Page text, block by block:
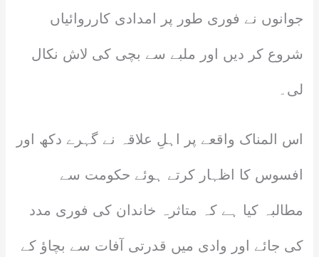
جوانوں نے فوری طور پر امدادی کارروائیاں
شروع کر دیں اور ملبے سے بچی کی لاش نکال
لی۔
اس المناک واقعے پر اہلِ علاقہ نے گہرے دکھ اور
افسوس کا اظہار کرتے ہوئے حکومت سے
مطالبہ کیا ہے کہ متاثرہ خاندان کی فوری مدد
کی جائے اور وادی میں قدرتی آفات سے بچاؤ کے